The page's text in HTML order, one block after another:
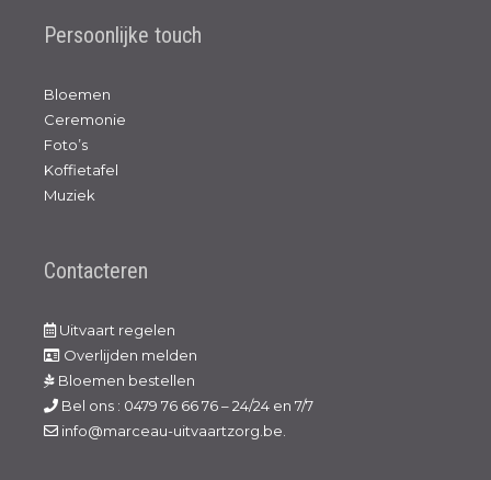
Persoonlijke touch
Bloemen
Ceremonie
Foto’s
Koffietafel
Muziek
Contacteren
Uitvaart regelen
Overlijden melden
Bloemen bestellen
Bel ons : 0479 76 66 76 – 24/24 en 7/7
info@marceau-uitvaartzorg.be.